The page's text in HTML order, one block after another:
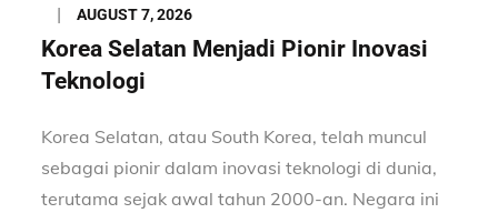
Posted
on
AUGUST 7, 2026
Korea Selatan Menjadi Pionir Inovasi
Teknologi
Korea Selatan, atau South Korea, telah muncul
sebagai pionir dalam inovasi teknologi di dunia,
terutama sejak awal tahun 2000-an. Negara ini